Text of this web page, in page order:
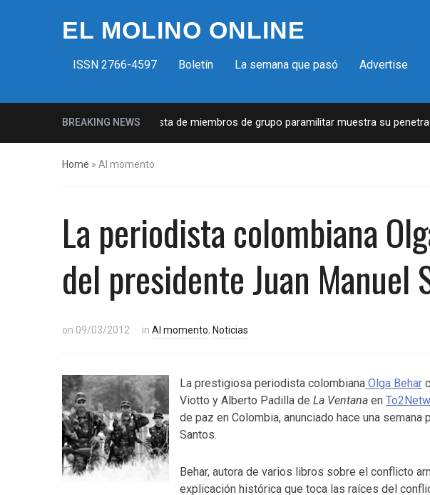
EL MOLINO ONLINE
ISSN 2766-4597 Boletín La semana que pasó Advertise
BREAKING NEWS
Milicias fascistas en EUA: Lista de miembros de grupo paramilitar muestra su
Home » Al momento
La periodista colombiana
del presidente Juan Manuel
on 09/03/2012 in Al momento, Noticias
La prestigiosa periodista colombiana Olga Behar
Viotto y Alberto Padilla de La Ventana en
de paz en Colombia, anunciado hace una
Santos.
Behar, autora de varios libros sobre el conflicto
explicación histórica que toca las raíces del